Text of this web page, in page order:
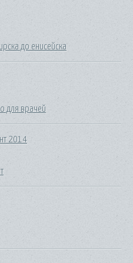
до енисейска
для врачей
2014